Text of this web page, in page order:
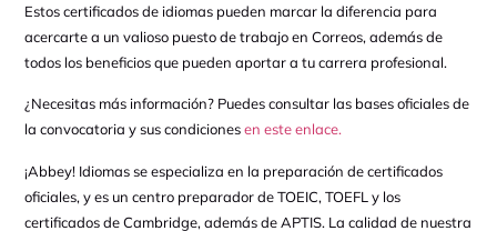
Estos certificados de idiomas pueden marcar la diferencia para
acercarte a un valioso puesto de trabajo en Correos, además de
todos los beneficios que pueden aportar a tu carrera profesional.
¿Necesitas más información? Puedes consultar las bases oficiales de
la convocatoria y sus condicionesen este enlace.
¡Abbey! Idiomas se especializa en la preparación de certificados
oficiales, y es un centro preparador de TOEIC, TOEFL y los
certificados de Cambridge, además de APTIS. La calidad de nuestra